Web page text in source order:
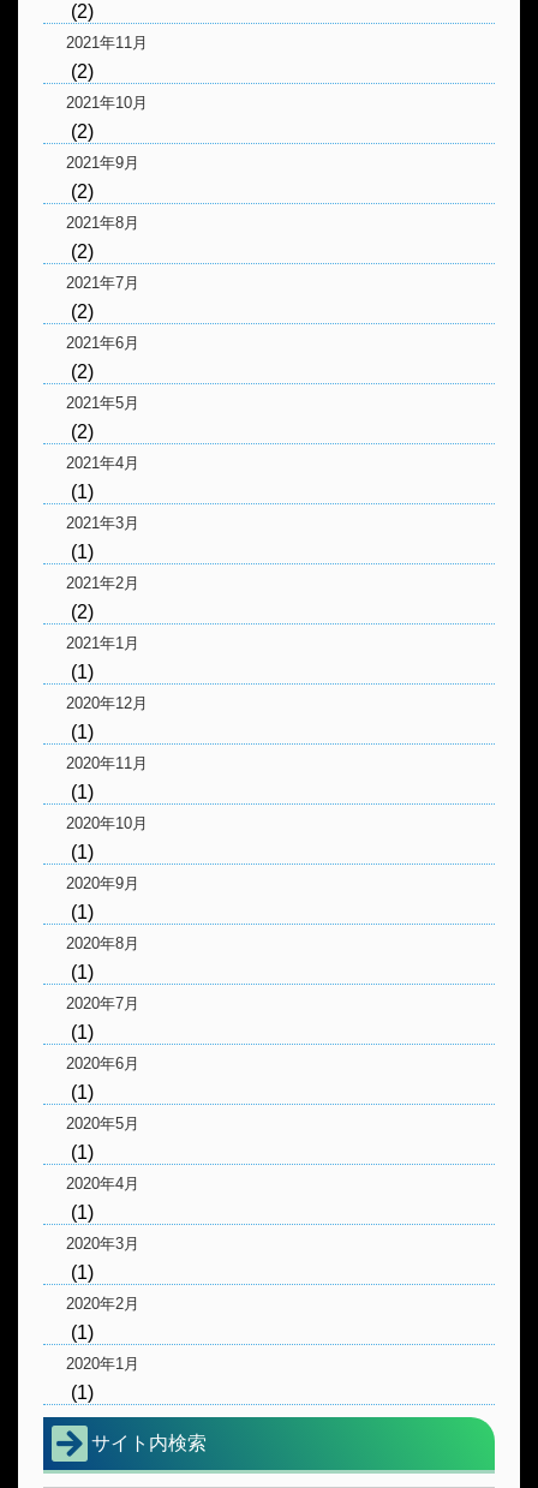
(2)
2021年11月
(2)
2021年10月
(2)
2021年9月
(2)
2021年8月
(2)
2021年7月
(2)
2021年6月
(2)
2021年5月
(2)
2021年4月
(1)
2021年3月
(1)
2021年2月
(2)
2021年1月
(1)
2020年12月
(1)
2020年11月
(1)
2020年10月
(1)
2020年9月
(1)
2020年8月
(1)
2020年7月
(1)
2020年6月
(1)
2020年5月
(1)
2020年4月
(1)
2020年3月
(1)
2020年2月
(1)
2020年1月
(1)
サイト内検索